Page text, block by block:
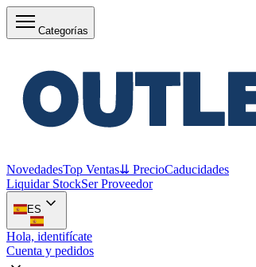
Categorías
NovedadesTop Ventas⇊ PrecioCaducidades
Liquidar StockSer Proveedor
ES
Hola, identifícate
Cuenta y pedidos